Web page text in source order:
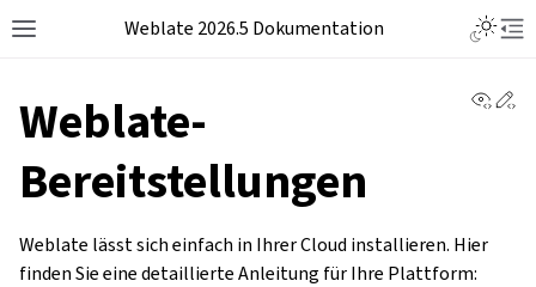
Weblate 2026.5 Dokumentation
Weblate-
Bereitstellungen
Weblate lässt sich einfach in Ihrer Cloud installieren. Hier
finden Sie eine detaillierte Anleitung für Ihre Plattform: